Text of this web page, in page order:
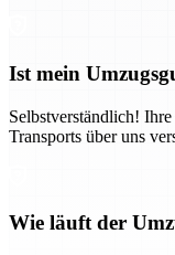
Ist mein
Selbstverständlich!
Transports über uns
Wie läuft der